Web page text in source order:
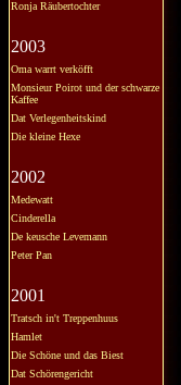
Ronja Räubertochter
2003
Oma warrt verköfft
Monsieur Poirot und der schwarze
Kaffee
Dat Verlegenheitskind
Die kleine Hexe
2002
Medewatt
Cinderella
De keusche Levemann
Peter Pan
2001
Tratsch in't Treppenhuus
Hamlet
Die Schöne und das Biest
Dat Schörengericht